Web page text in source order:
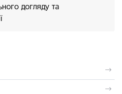
догляду та